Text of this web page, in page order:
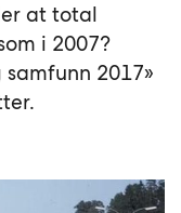
at total
i 2007?
samfunn 2017»